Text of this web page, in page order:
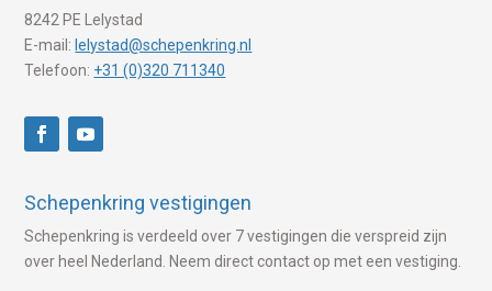
8242 PE Lelystad
E-mail: lelystad@schepenkring.nl
Telefoon: +31 (0)320 711340
Schepenkring vestigingen
Schepenkring is verdeeld over 7 vestigingen die verspreid zijn
over heel Nederland. Neem direct contact op met een vestiging.